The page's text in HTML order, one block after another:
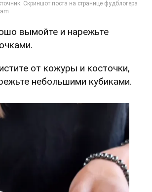
вымойте и нарежьте
от кожуры и косточки,
небольшими кубиками.